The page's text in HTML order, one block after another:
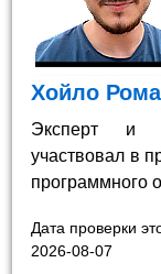
Хойло
Эксперт и
участвовал в
программного
Дата проверки
2026-08-07